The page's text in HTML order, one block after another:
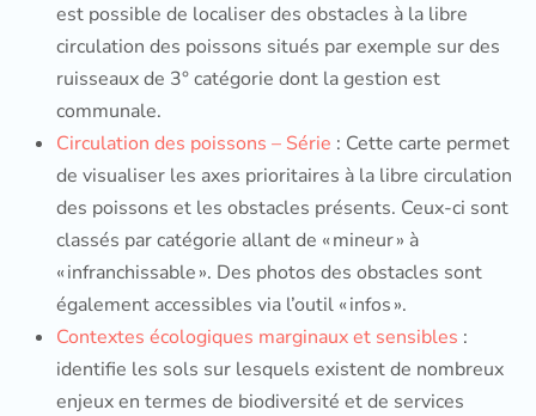
est possible de localiser des obstacles à la libre
circulation des poissons situés par exemple sur des
ruisseaux de 3° catégorie dont la gestion est
communale.
Circulation des poissons – Série : Cette carte permet
de visualiser les axes prioritaires à la libre circulation
des poissons et les obstacles présents. Ceux-ci sont
classés par catégorie allant de « mineur » à
« infranchissable ». Des photos des obstacles sont
également accessibles via l’outil « infos ».
Contextes écologiques marginaux et sensibles :
identifie les sols sur lesquels existent de nombreux
enjeux en termes de biodiversité et de services